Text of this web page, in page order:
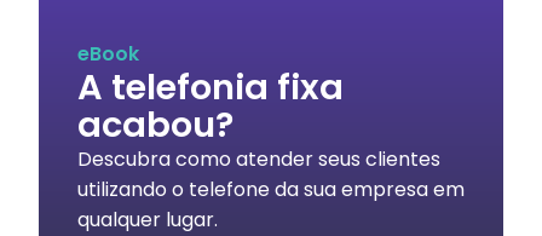
eBook
A telefonia fixa
acabou?
Descubra como atender seus clientes
utilizando o telefone da sua empresa em
qualquer lugar.